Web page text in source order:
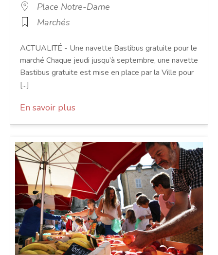
Place Notre-Dame
Marchés
ACTUALITÉ - Une navette Bastibus gratuite pour le
marché Chaque jeudi jusqu’à septembre, une navette
Bastibus gratuite est mise en place par la Ville pour
[...]
En savoir plus